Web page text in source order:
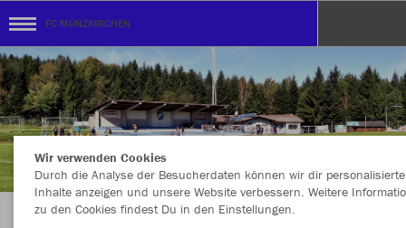
FC MÜNZKIRCHEN
Wir verwenden Cookies
Durch die Analyse der Besucherdaten können wir dir personalisierte
Inhalte anzeigen und unsere Website verbessern. Weitere
zu den Cookies findest Du in den Einstellungen.